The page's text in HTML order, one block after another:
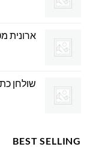
ארונית
שולחן
BEST SELLING